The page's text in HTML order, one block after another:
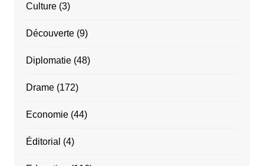
Culture(3)
Découverte(9)
Diplomatie(48)
Drame(172)
Economie(44)
Éditorial (4)